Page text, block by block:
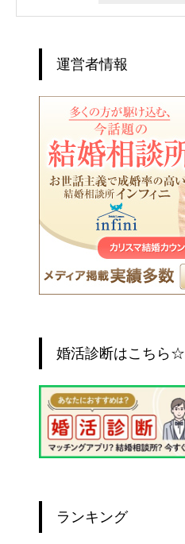
運営者情報
婚活診断はこちら☆
ランキング